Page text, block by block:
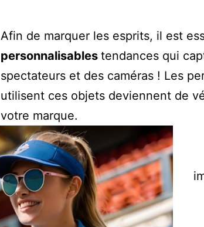
Afin de marquer les esprits, il est
personnalisables tendances qui
spectateurs et des caméras ! Les
utilisent ces objets deviennent de
votre marque.